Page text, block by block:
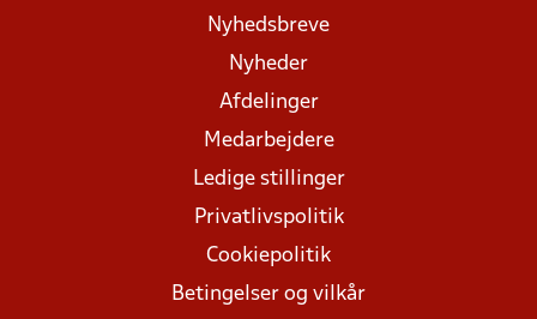
Nyhedsbreve
Nyheder
Afdelinger
Medarbejdere
Ledige stillinger
Privatlivspolitik
Cookiepolitik
Betingelser og vilkår